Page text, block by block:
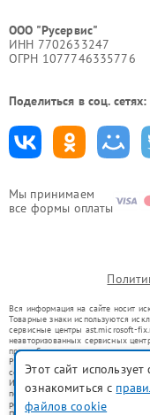
Мы принимаем
все формы оплаты
ООО "Русервис"
ИНН 7702633247
ОГРН 1077746335776
Поделиться в соц. сетях:
Вся информация на сайте носит
Товарные знаки используются
сервисные центры ast.microsoft-
неавторизованных сервисных
правообладателями товарных
Ремонт осуществляется для
со статьей 1487 ГК РФ.
Использование товарных знаков
потребителей в заблуждение, а
ремонту техники указанных брендов.
Этот сайт
ознакомиться с
файлов cookie